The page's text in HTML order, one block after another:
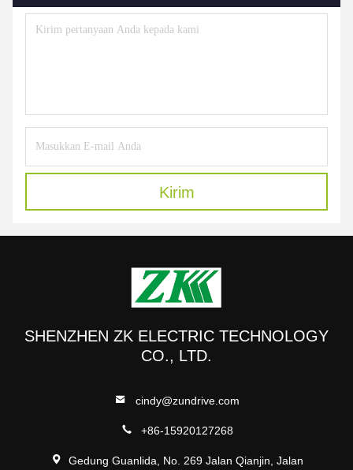
Kirim
SHENZHEN ZK ELECTRIC TECHNOLOGY
CO., LTD.
cindy@zundrive.com
+86-15920127268
Gedung Guanlida, No. 269 Jalan Qianjin, Jalan